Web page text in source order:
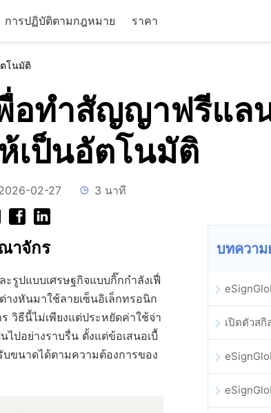
การปฏิบัติตามกฎหมาย ราคา
โนมัติ
อทำสัญญาฟรีแล
เป็นอัตโนมัติ
02-27 3 นาที
าจักร
รูปแบบเศรษฐกิจแบบกิ๊กกำลังเฟื่
งหันมาใช้ลายเซ็นอิเล็กทรอนิก
วิธีนี้ไม่เพียงแต่ประหยัดค่าใช้จ่า
ปอย่างราบรื่น ตั้งแต่ข้อเสนอเบื้
ขนาดได้ตามความต้องการของ
บทควา